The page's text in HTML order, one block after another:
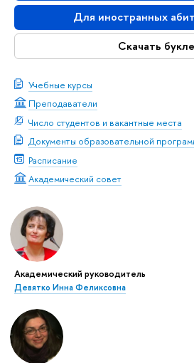
Для иностранных
Скачать
Учебные курсы
Преподаватели
Число студентов и вакантные места
Документы образовательной
Расписание
Академический совет
Академический руководитель
Девятко Инна Феликсовна